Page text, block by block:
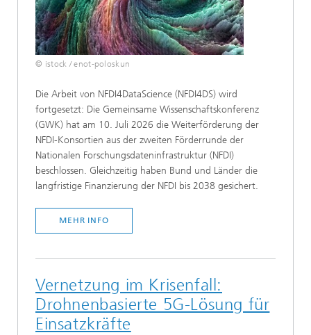
© istock / enot-poloskun
Die Arbeit von NFDI4DataScience (NFDI4DS) wird
fortgesetzt: Die Gemeinsame Wissenschaftskonferenz
(GWK) hat am 10. Juli 2026 die Weiterförderung der
NFDI-Konsortien aus der zweiten Förderrunde der
Nationalen Forschungsdateninfrastruktur (NFDI)
beschlossen. Gleichzeitig haben Bund und Länder die
langfristige Finanzierung der NFDI bis 2038 gesichert.
MEHR INFO
Vernetzung im Krisenfall:
Drohnenbasierte 5G-Lösung für
Einsatzkräfte